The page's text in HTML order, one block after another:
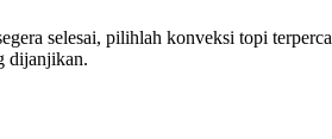
selesai, pilihlah konveksi topi
dijanjikan.